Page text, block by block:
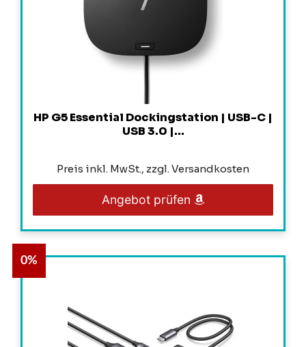
HP G5 Essential Dockingstation | USB-C |
USB 3.0 |...
Preis inkl. MwSt., zzgl. Versandkosten
Angebot prüfen
0%